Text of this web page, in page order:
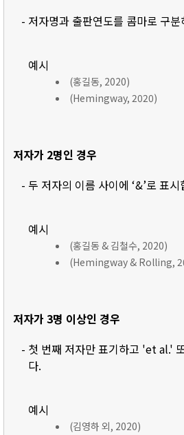
- 저자명과 출판연도를 콤마로 구
예시
(홍길동, 2020)
(Hemingway, 2020)
저자가 2명인 경우
- 두 저자의 이름 사이에 ‘&’로 표시
예시
(홍길동 & 김철수, 2020)
(Hemingway & Rolling,
저자가 3명 이상인 경우
- 첫 번째 저자만 표기하고 'et al.'
다.
예시
(김영하 외, 2020)